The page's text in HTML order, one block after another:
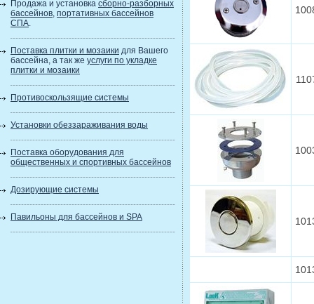
Продажа и установка сборно-разборных
бассейнов, портативных бассейнов
СПА.
Поставка плитки и мозаики для Вашего
бассейна, а так же услуги по укладке
плитки и мозаики
Противоскользящие системы
Установки обеззараживания воды
Поставка оборудования для
общественных и спортивных бассейнов
Дозирующие системы
Павильоны для бассейнов и SPA